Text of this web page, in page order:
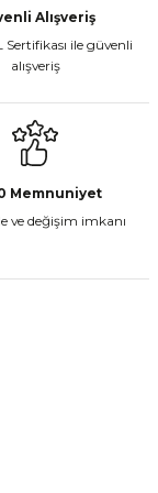
Alışveriş
Sertifikası ile güvenli
alışveriş
Memnuniyet
ve değişim imkanı